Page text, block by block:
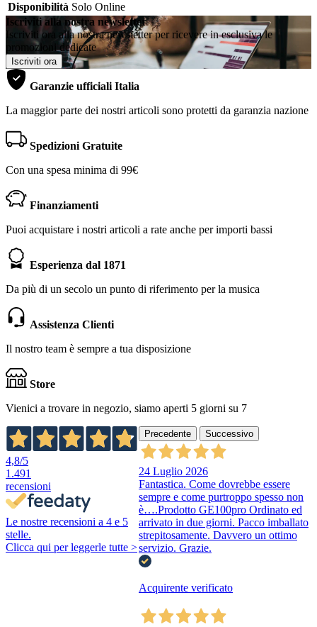
Disponibilità Solo Online
Iscriviti alla nostra newsletter
Iscriviti ora alla nostra newsletter per ricevere in esclusiva le
promozioni dedicate
Iscriviti ora
Garanzie ufficiali Italia
La maggior parte dei nostri articoli sono protetti da garanzia nazione
Spedizioni Gratuite
Con una spesa minima di 99€
Finanziamenti
Puoi acquistare i nostri articoli a rate anche per importi bassi
Esperienza dal 1871
Da più di un secolo un punto di riferimento per la musica
Assistenza Clienti
Il nostro team è sempre a tua disposizione
Store
Vienici a trovare in negozio, siamo aperti 5 giorni su 7
4,8/5
1.491
recensioni
Le nostre recensioni a 4 e 5
stelle.
Clicca qui per leggerle tutte >
Precedente Successivo
24 Luglio 2026
Fantastica. Come dovrebbe essere
sempre e come purtroppo spesso non
è….Prodotto GE100pro Ordinato ed
arrivato in due giorni. Pacco imballato
strepitosamente. Davvero un ottimo
servizio. Grazie.
Acquirente verificato